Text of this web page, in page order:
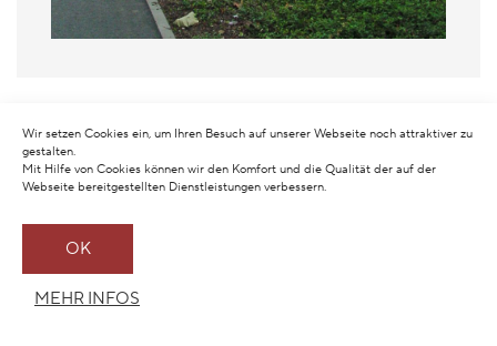
Wir setzen Cookies ein, um Ihren Besuch auf unserer Webseite noch attraktiver zu
gestalten.
Mit Hilfe von Cookies können wir den Komfort und die Qualität der auf der
Webseite bereitgestellten Dienstleistungen verbessern.
OK
MEHR INFOS